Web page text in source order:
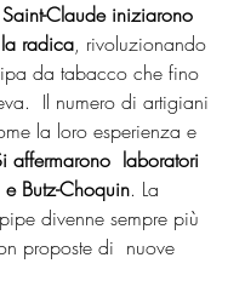
Claude iniziarono
radica, rivoluzionando
da tabacco che fino
Il numero di artigiani
la loro esperienza e
affermarono  laboratori
Butz-Choquin. La
divenne sempre più
proposte di  nuove